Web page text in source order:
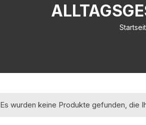
Es wurden keine Produkte gefunden, die